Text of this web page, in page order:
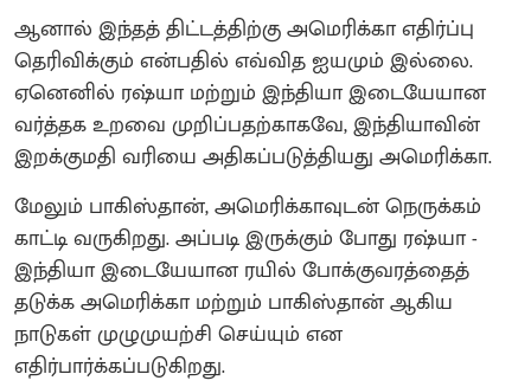
ஆனால் இந்தத் திட்டத்திற்கு அமெரிக்கா எதிர்ப்பு
தெரிவிக்கும் என்பதில் எவ்வித ஐயமும் இல்லை.
ஏனெனில் ரஷ்யா மற்றும் இந்தியா இடையேயான
வர்த்தக உறவை முறிப்பதற்காகவே, இந்தியாவின்
இறக்குமதி வரியை அதிகப்படுத்தியது அமெரிக்கா.
மேலும் பாகிஸ்தான், அமெரிக்காவுடன் நெருக்கம்
காட்டி வருகிறது. அப்படி இருக்கும் போது ரஷ்யா -
இந்தியா இடையேயான ரயில் போக்குவரத்தைத்
தடுக்க அமெரிக்கா மற்றும் பாகிஸ்தான் ஆகிய
நாடுகள் முழுமுயற்சி செய்யும் என
எதிர்பார்க்கப்படுகிறது.